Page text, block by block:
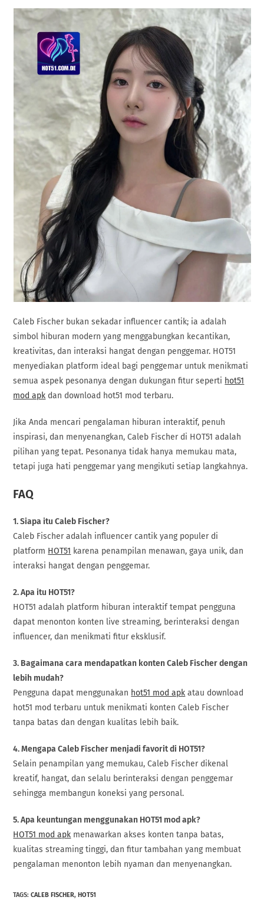
Caleb Fischer bukan sekadar influencer cantik; ia adalah
simbol hiburan modern yang menggabungkan kecantikan,
kreativitas, dan interaksi hangat dengan penggemar. HOT51
menyediakan platform ideal bagi penggemar untuk menikmati
semua aspek pesonanya dengan dukungan fitur seperti hot51
mod apk dan download hot51 mod terbaru.
Jika Anda mencari pengalaman hiburan interaktif, penuh
inspirasi, dan menyenangkan, Caleb Fischer di HOT51 adalah
pilihan yang tepat. Pesonanya tidak hanya memukau mata,
tetapi juga hati penggemar yang mengikuti setiap langkahnya.
FAQ
1. Siapa itu Caleb Fischer?
Caleb Fischer adalah influencer cantik yang populer di
platform HOT51 karena penampilan menawan, gaya unik, dan
interaksi hangat dengan penggemar.
2. Apa itu HOT51?
HOT51 adalah platform hiburan interaktif tempat pengguna
dapat menonton konten live streaming, berinteraksi dengan
influencer, dan menikmati fitur eksklusif.
3. Bagaimana cara mendapatkan konten Caleb Fischer dengan
lebih mudah?
Pengguna dapat menggunakan hot51 mod apk atau download
hot51 mod terbaru untuk menikmati konten Caleb Fischer
tanpa batas dan dengan kualitas lebih baik.
4. Mengapa Caleb Fischer menjadi favorit di HOT51?
Selain penampilan yang memukau, Caleb Fischer dikenal
kreatif, hangat, dan selalu berinteraksi dengan penggemar
sehingga membangun koneksi yang personal.
5. Apa keuntungan menggunakan HOT51 mod apk?
HOT51 mod apk menawarkan akses konten tanpa batas,
kualitas streaming tinggi, dan fitur tambahan yang membuat
pengalaman menonton lebih nyaman dan menyenangkan.
TAGS:CALEB FISCHER, HOT51